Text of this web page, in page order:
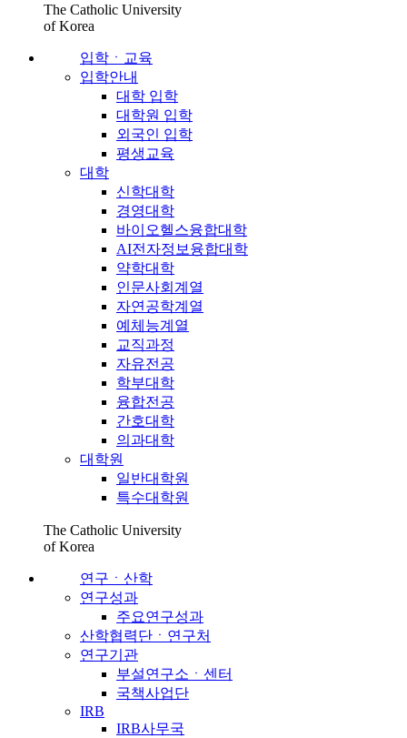
The Catholic University
of Korea
입학ㆍ교육
입학안내
대학 입학
대학원 입학
외국인 입학
평생교육
대학
신학대학
경영대학
바이오헬스융합대학
AI전자정보융합대학
약학대학
인문사회계열
자연공학계열
예체능계열
교직과정
자유전공
학부대학
융합전공
간호대학
의과대학
대학원
일반대학원
특수대학원
The Catholic University
of Korea
연구ㆍ산학
연구성과
주요연구성과
산학협력단ㆍ연구처
연구기관
부설연구소ㆍ센터
국책사업단
IRB
IRB사무국